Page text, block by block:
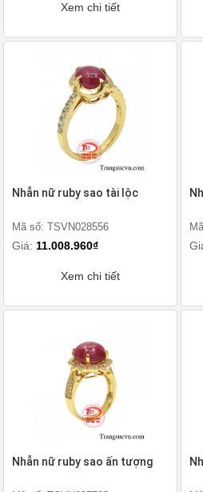
Xem chi tiết
Nhẫn nữ ruby sao tài lộc
Mã số: TSVN028556
Giá: 11.008.960₫
Xem chi tiết
Nhẫn nữ ruby sao ấn tượng